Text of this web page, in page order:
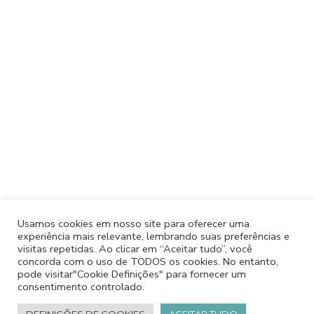
Usamos cookies em nosso site para oferecer uma
experiência mais relevante, lembrando suas preferências e
visitas repetidas. Ao clicar em “Aceitar tudo”, você
concorda com o uso de TODOS os cookies. No entanto,
pode visitar"Cookie Definições" para fornecer um
consentimento controlado.